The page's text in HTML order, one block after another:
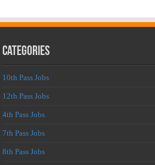
Categories
10th Pass Jobs
12th Pass Jobs
4th Pass Jobs
7th Pass Jobs
8th Pass Jobs